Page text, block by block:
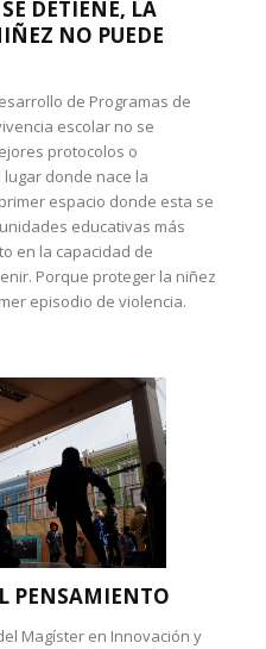
DETIENE, LA
NO PUEDE
de Programas de
escolar no se
protocolos o
donde nace la
espacio donde esta se
educativas más
en la capacidad de
Porque proteger la niñez
episodio de violencia.
PENSAMIENTO
Magíster en Innovación y